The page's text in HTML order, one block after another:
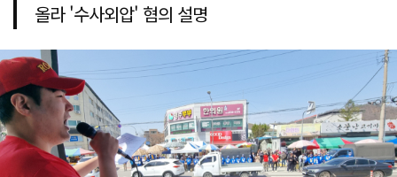
올라 '수사외압' 혐의 설명